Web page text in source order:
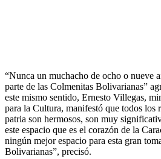
“Nunca un muchacho de ocho o nueve
parte de las Colmenitas Bolivarianas”
este mismo sentido, Ernesto Villegas,
para la Cultura, manifestó que todos los
patria son hermosos, son muy
este espacio que es el corazón de la
ningún mejor espacio para esta gran
Bolivarianas”, precisó.